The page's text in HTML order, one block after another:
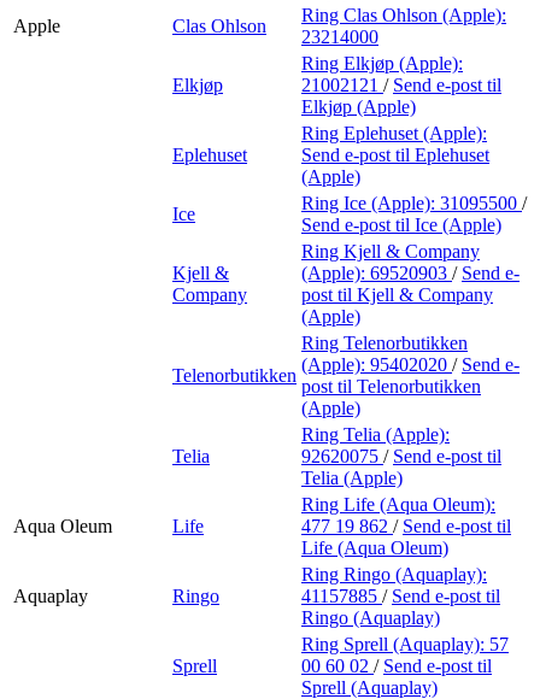
Apple
Clas Ohlson
Ring Clas Ohlson (Apple):
23214000
Elkjøp
Ring Elkjøp (Apple):
21002121 / Send e-post til
Elkjøp (Apple)
Eplehuset
Ring Eplehuset (Apple):
Send e-post til Eplehuset
(Apple)
Ice
Ring Ice (Apple): 31095500 /
Send e-post til Ice (Apple)
Kjell &
Company
Ring Kjell & Company
(Apple): 69520903 / Send e-
post til Kjell & Company
(Apple)
Telenorbutikken
Ring Telenorbutikken
(Apple): 95402020 / Send e-
post til Telenorbutikken
(Apple)
Telia
Ring Telia (Apple):
92620075 / Send e-post til
Telia (Apple)
Aqua Oleum Life
Ring Life (Aqua Oleum):
477 19 862 / Send e-post til
Life (Aqua Oleum)
Aquaplay Ringo
Ring Ringo (Aquaplay):
41157885 / Send e-post til
Ringo (Aquaplay)
Sprell
Ring Sprell (Aquaplay): 57
00 60 02 / Send e-post til
Sprell (Aquaplay)